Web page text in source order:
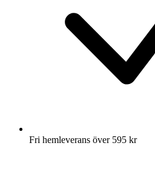
Fri hemleverans över 595 kr